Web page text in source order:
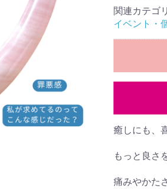
関連カテゴリ
イベント・
癒しにも、
もっと良さ
痛みやかた